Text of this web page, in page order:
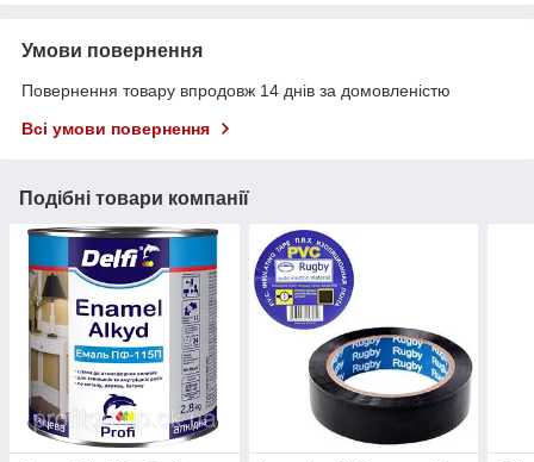
Умови повернення
Повернення товару впродовж 14 днів за домовленістю
Всі умови повернення
Подібні товари компанії